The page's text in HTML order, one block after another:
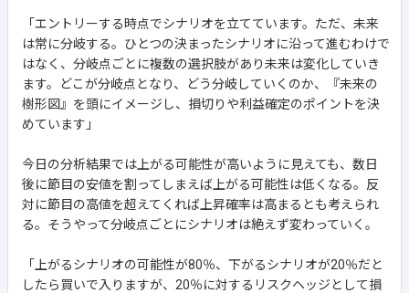
「エントリーする時点でシナリオを立てています。ただ、未来
は常に分岐する。ひとつの決まったシナリオに沿って進むわけで
はなく、分岐点ごとに複数の選択肢があり未来は変化していき
ます。どこが分岐点となり、どう分岐していくのか、『未来の
樹形図』を頭にイメージし、損切りや利益確定のポイントを決
めています」
今日の分析結果では上がる可能性が高いように見えても、数日
後に節目の安値を割ってしまえば上がる可能性は低くなる。反
対に節目の高値を超えてくれば上昇確率は高まるとも考えられ
る。そうやって分岐点ごとにシナリオは絶えず変わっていく。
「上がるシナリオの可能性が80％、下がるシナリオが20％だと
したら買いで入りますが、20％に対するリスクヘッジとして損